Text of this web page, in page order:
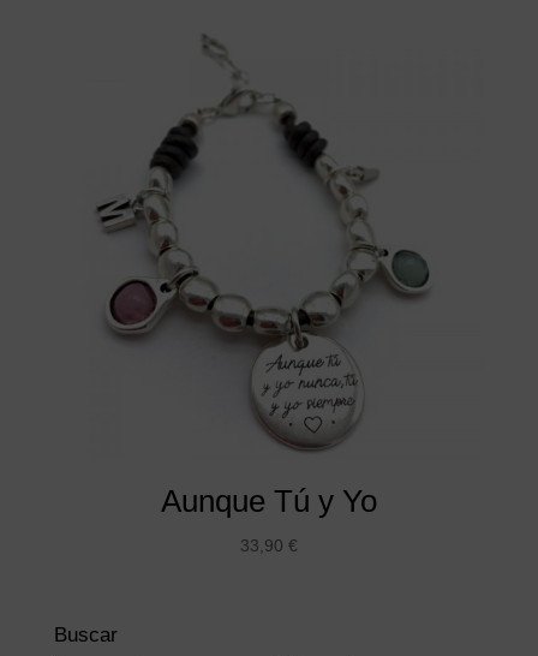
Aunque Tú y Yo
33,90 €
Buscar